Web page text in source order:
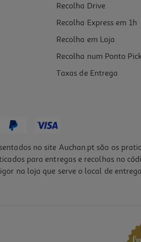
Recolha Drive
Recolha Express em 1h
Recolha em Loja
Recolha num Ponto
Taxas de Entrega
no site Auchan.pt são os
para entregas e recolhas no
na loja que serve o local de